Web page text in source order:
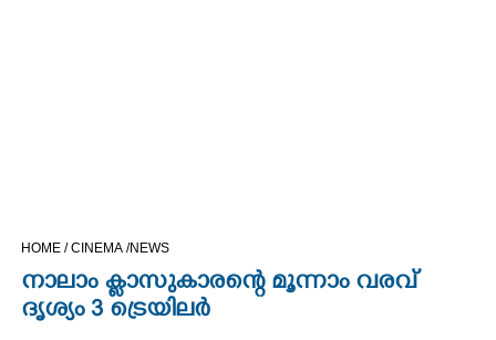
OPINION
HOME /CINEMA /NEWS
നാലാം ക്ളാസുകാരന്റെ മൂന്നാം വരവ്
ദൃശ്യം 3 ട്രെയിലർ